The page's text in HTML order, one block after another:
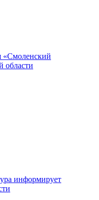
«Смоленский
области
информирует